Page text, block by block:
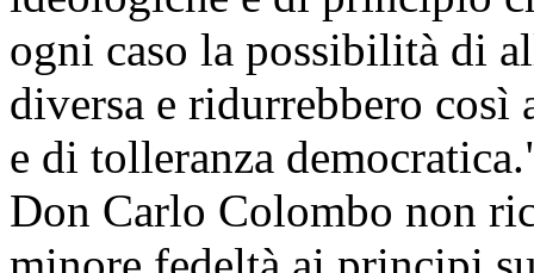
ogni caso la possibilità di
diversa e ridurrebbero
e di tolleranza
Don Carlo Colombo non